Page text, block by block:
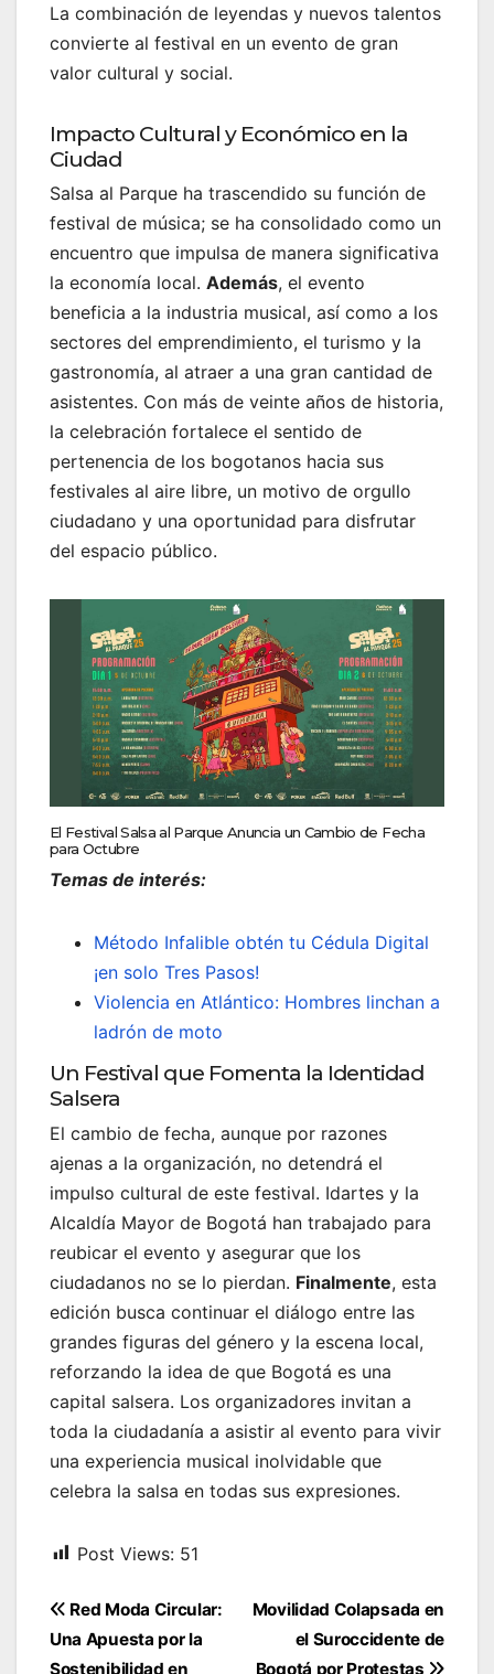
La combinación de leyendas y nuevos talentos
convierte al festival en un evento de gran
valor cultural y social.
Impacto Cultural y Económico en la
Ciudad
Salsa al Parque ha trascendido su función de
festival de música; se ha consolidado como un
encuentro que impulsa de manera significativa
la economía local. Además, el evento
beneficia a la industria musical, así como a los
sectores del emprendimiento, el turismo y la
gastronomía, al atraer a una gran cantidad de
asistentes. Con más de veinte años de historia,
la celebración fortalece el sentido de
pertenencia de los bogotanos hacia sus
festivales al aire libre, un motivo de orgullo
ciudadano y una oportunidad para disfrutar
del espacio público.
El Festival Salsa al Parque Anuncia un Cambio de Fecha
para Octubre
Temas de interés:
Método Infalible obtén tu Cédula Digital
¡en solo Tres Pasos!
Violencia en Atlántico: Hombres linchan a
ladrón de moto
Un Festival que Fomenta la Identidad
Salsera
El cambio de fecha, aunque por razones
ajenas a la organización, no detendrá el
impulso cultural de este festival. Idartes y la
Alcaldía Mayor de Bogotá han trabajado para
reubicar el evento y asegurar que los
ciudadanos no se lo pierdan. Finalmente, esta
edición busca continuar el diálogo entre las
grandes figuras del género y la escena local,
reforzando la idea de que Bogotá es una
capital salsera. Los organizadores invitan a
toda la ciudadanía a asistir al evento para vivir
una experiencia musical inolvidable que
celebra la salsa en todas sus expresiones.
Post Views: 51
Navegación
de
Movilidad Colapsada en
el Suroccidente de
Bogotá por Protestas
Red Moda Circular:
Una Apuesta por la
Sostenibilidad en